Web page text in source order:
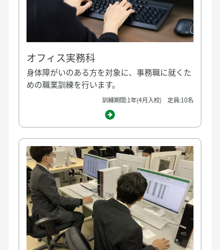
オフィス実務科
身体障がいのある方を対象に、事務職に就くた
めの職業訓練を行います。
訓練期間:1年(4月入校) 定員:10名